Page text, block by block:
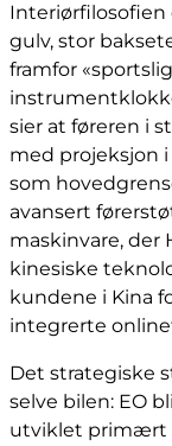
gulv, stor
framfor
sier at føreren i
med projeksjon
som
avansert
maskinvare, der
kinesiske
kundene i Kina
integrerte
Det strategiske
selve bilen: EO
utviklet primært i